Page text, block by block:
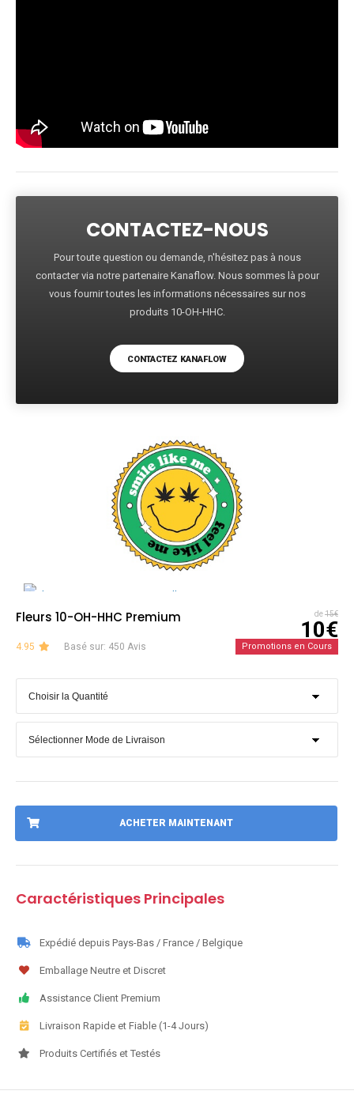
CONTACTEZ-NOUS
Pour toute question ou demande, n'hésitez pas à nous
contacter via notre partenaire Kanaflow. Nous sommes là pour
vous fournir toutes les informations nécessaires sur nos
produits 10-OH-HHC.
CONTACTEZ KANAFLOW
Fleurs 10-OH-HHC Premium de15€
10€
4.95 Basé sur: 450 Avis Promotions en Cours
ACHETER MAINTENANT
Caractéristiques Principales
Expédié depuis Pays-Bas / France / Belgique
Emballage Neutre et Discret
Assistance Client Premium
Livraison Rapide et Fiable (1-4 Jours)
Produits Certifiés et Testés